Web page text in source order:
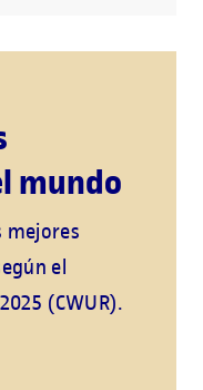
mundo
mejores
el
(CWUR).